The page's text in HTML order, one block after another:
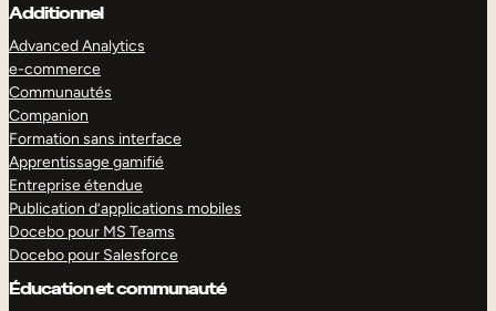
Additionnel
Advanced Analytics
e-commerce
Communautés
Companion
Formation sans interface
Apprentissage gamifié
Entreprise étendue
Publication d’applications mobiles
Docebo pour MS Teams
Docebo pour Salesforce
Éducation et communauté